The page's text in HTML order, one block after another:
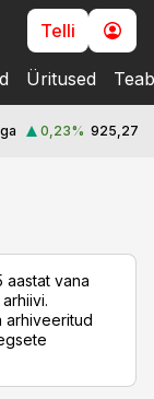
Telli
Üritused
0,23% 925,27
aastat vana
arhiveeritud